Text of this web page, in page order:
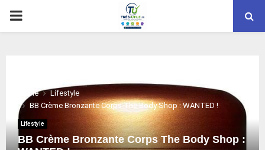
PRIMARY
Home
Lifestyle
BB Crème Bronzante Corps The Body Shop : WANTED !
Lifestyle
BB Crème Bronzante Corps The Body Shop :